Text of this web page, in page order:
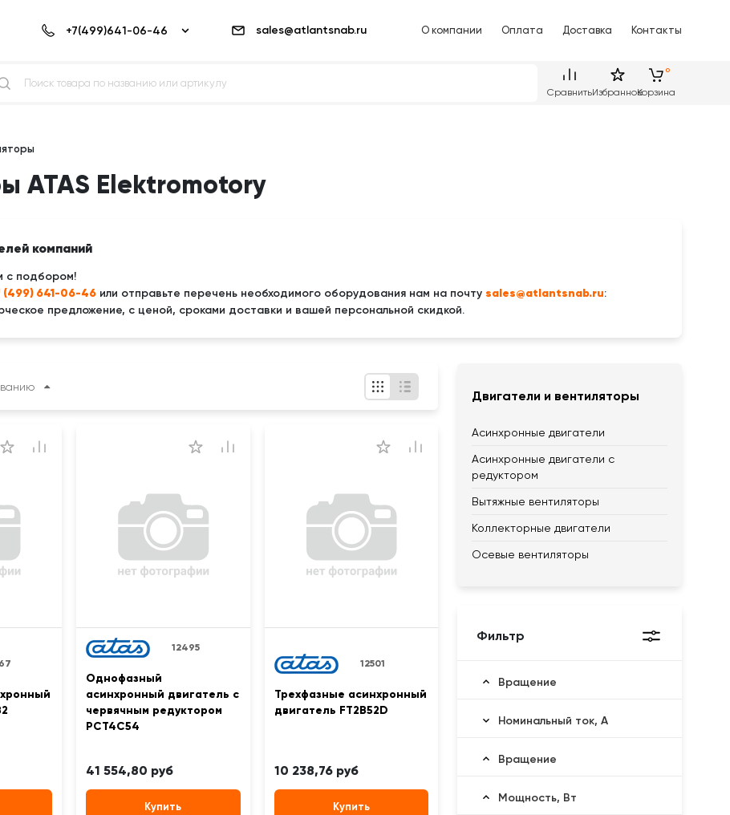
sales@atlantsnab.ru О компании Оплата Доставка Контакты
СравнитьИзбранноеКорзина
ATAS Elektromotory
компаний
с подбором!
(499) 641-06-46 или отправьте перечень необходимого оборудования нам на почту sales@atlantsnab.ru:
предложение, с ценой, сроками доставки и вашей персональной скидкой.
Двигатели и вентиляторы
Асинхронные двигатели
Асинхронные двигатели с
редуктором
Вытяжные вентиляторы
Коллекторные двигатели
Осевые вентиляторы
Фильтр
Вращение
Номинальный ток, А
Вращение
Мощность, Вт
12495
Однофазный
асинхронный двигатель с
червячным редуктором
PCT4C54
41 554,80 руб
Купить
12501
Трехфазные асинхронный
двигатель FT2B52D
10 238,76 руб
Купить